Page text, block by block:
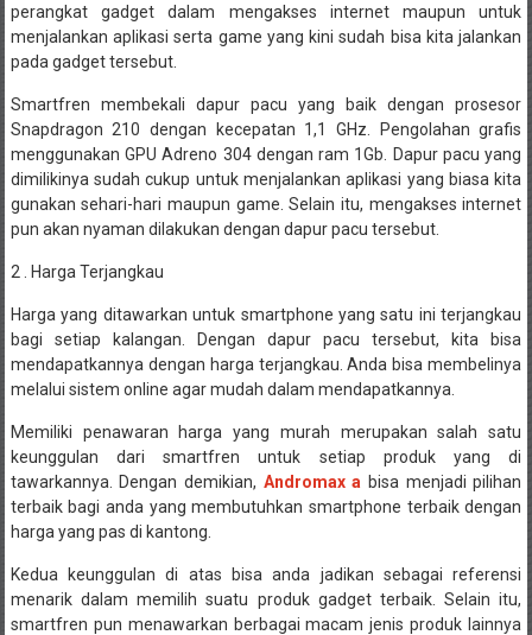
perangkat gadget dalam mengakses internet maupun untuk
menjalankan aplikasi serta game yang kini sudah bisa kita jalankan
pada gadget tersebut.
Smartfren membekali dapur pacu yang baik dengan prosesor
Snapdragon 210 dengan kecepatan 1,1 GHz. Pengolahan grafis
menggunakan GPU Adreno 304 dengan ram 1Gb. Dapur pacu yang
dimilikinya sudah cukup untuk menjalankan aplikasi yang biasa kita
gunakan sehari-hari maupun game. Selain itu, mengakses internet
pun akan nyaman dilakukan dengan dapur pacu tersebut.
2 . Harga Terjangkau
Harga yang ditawarkan untuk smartphone yang satu ini terjangkau
bagi setiap kalangan. Dengan dapur pacu tersebut, kita bisa
mendapatkannya dengan harga terjangkau. Anda bisa membelinya
melalui sistem online agar mudah dalam mendapatkannya.
Memiliki penawaran harga yang murah merupakan salah satu
keunggulan dari smartfren untuk setiap produk yang di
tawarkannya. Dengan demikian, Andromax a bisa menjadi pilihan
terbaik bagi anda yang membutuhkan smartphone terbaik dengan
harga yang pas di kantong.
Kedua keunggulan di atas bisa anda jadikan sebagai referensi
menarik dalam memilih suatu produk gadget terbaik. Selain itu,
smartfren pun menawarkan berbagai macam jenis produk lainnya